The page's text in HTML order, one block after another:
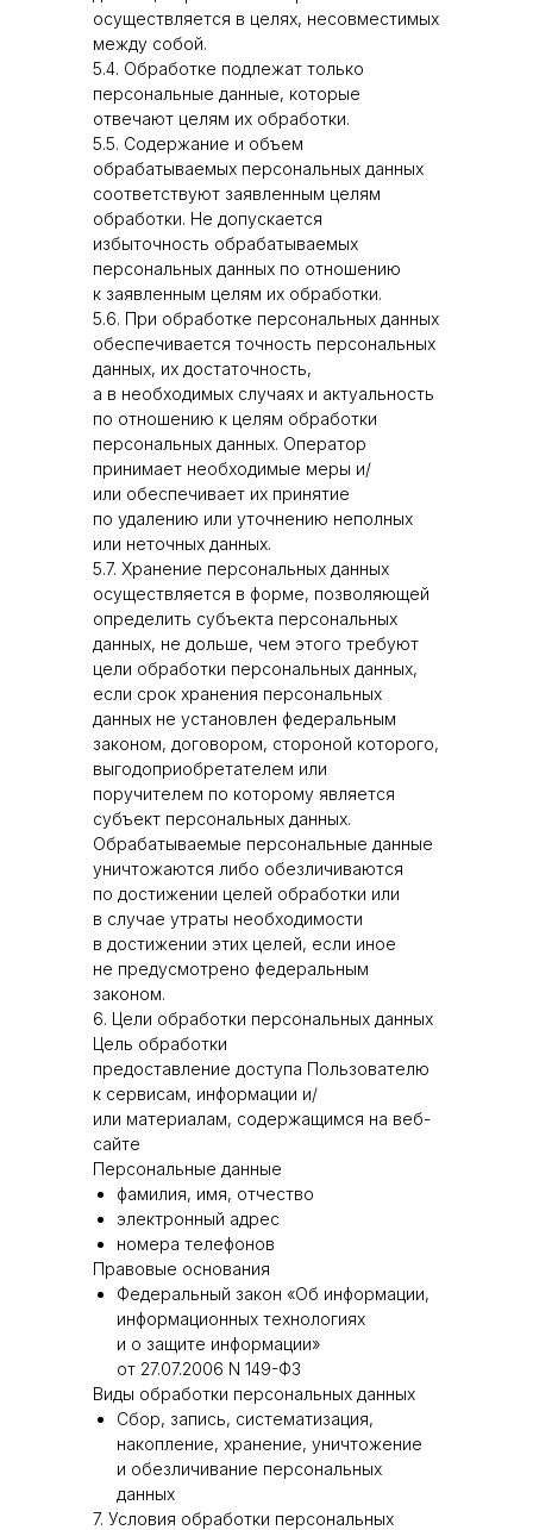
осуществляется в целях, несовместимых
между собой.
5.4. Обработке подлежат только
персональные данные, которые
отвечают целям их обработки.
5.5. Содержание и объем
обрабатываемых персональных данных
соответствуют заявленным целям
обработки. Не допускается
избыточность обрабатываемых
персональных данных по отношению
к заявленным целям их обработки.
5.6. При обработке персональных данных
обеспечивается точность персональных
данных, их достаточность,
а в необходимых случаях и актуальность
по отношению к целям обработки
персональных данных. Оператор
принимает необходимые меры и/
или обеспечивает их принятие
по удалению или уточнению неполных
или неточных данных.
5.7. Хранение персональных данных
осуществляется в форме, позволяющей
определить субъекта персональных
данных, не дольше, чем этого требуют
цели обработки персональных данных,
если срок хранения персональных
данных не установлен федеральным
законом, договором, стороной которого,
выгодоприобретателем или
поручителем по которому является
субъект персональных данных.
Обрабатываемые персональные данные
уничтожаются либо обезличиваются
по достижении целей обработки или
в случае утраты необходимости
в достижении этих целей, если иное
не предусмотрено федеральным
законом.
6. Цели обработки персональных данных
Цель обработки
предоставление доступа Пользователю
к сервисам, информации и/
или материалам, содержащимся на веб-
сайте
Персональные данные
фамилия, имя, отчество
электронный адрес
номера телефонов
Правовые основания
Федеральный закон «Об информации,
информационных технологиях
и о защите информации»
от 27.07.2006 N 149-ФЗ
Виды обработки персональных данных
Сбор, запись, систематизация,
накопление, хранение, уничтожение
и обезличивание персональных
данных
7. Условия обработки персональных